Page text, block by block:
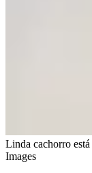
Linda cachorro
Images